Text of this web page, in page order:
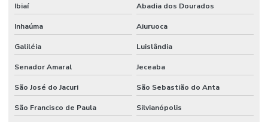
Ibiaí Abadia dos Dourados
Inhaúma Aiuruoca
Galiléia Luislândia
Senador Amaral Jeceaba
São José do Jacuri São Sebastião do Anta
São Francisco de Paula Silvianópolis